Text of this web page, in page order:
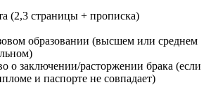
(2,3 страницы + прописка)
образовании (высшем или среднем
о заключении/расторжении брака (если
и паспорте не совпадает)